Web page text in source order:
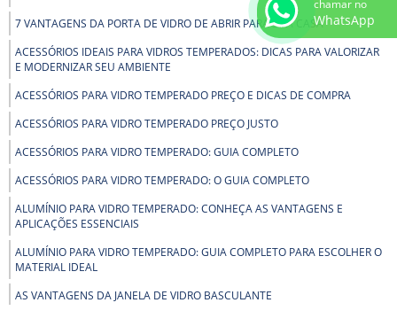
7 VANTAGENS DA PORTA DE VIDRO DE ABRIR PARA SUA CASA
ACESSÓRIOS IDEAIS PARA VIDROS TEMPERADOS: DICAS PARA VALORIZAR
E MODERNIZAR SEU AMBIENTE
ACESSÓRIOS PARA VIDRO TEMPERADO PREÇO E DICAS DE COMPRA
ACESSÓRIOS PARA VIDRO TEMPERADO PREÇO JUSTO
ACESSÓRIOS PARA VIDRO TEMPERADO: GUIA COMPLETO
ACESSÓRIOS PARA VIDRO TEMPERADO: O GUIA COMPLETO
ALUMÍNIO PARA VIDRO TEMPERADO: CONHEÇA AS VANTAGENS E
APLICAÇÕES ESSENCIAIS
ALUMÍNIO PARA VIDRO TEMPERADO: GUIA COMPLETO PARA ESCOLHER O
MATERIAL IDEAL
AS VANTAGENS DA JANELA DE VIDRO BASCULANTE
chamar no
WhatsApp